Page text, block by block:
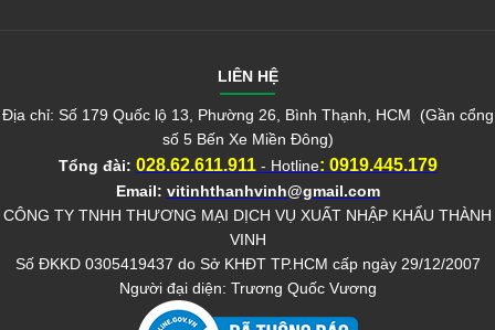
LIÊN HỆ
Địa chỉ: Số 179 Quốc lộ 13, Phường 26, Bình Thạnh, HCM (Gần cổng
số 5 Bến Xe Miền Đông)
Tổng đài: 028.62.611.911 - Hotline: 0919.445.179
Email: vitinhthanhvinh@gmail.com
CÔNG TY TNHH THƯƠNG MẠI DỊCH VỤ XUẤT NHẬP KHẨU THÀNH
VINH
Số ĐKKD 0305419437 do Sở KHĐT TP.HCM cấp ngày 29/12/2007
Người đại diện: Trương Quốc Vương